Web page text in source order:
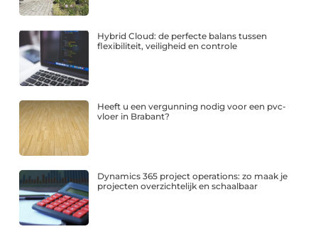
Hybrid Cloud: de perfecte balans tussen
flexibiliteit, veiligheid en controle
Heeft u een vergunning nodig voor een pvc-
vloer in Brabant?
Dynamics 365 project operations: zo maak je
projecten overzichtelijk en schaalbaar